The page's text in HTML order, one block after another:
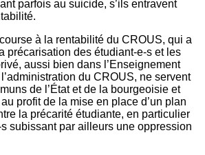
parfois au suicide, s’ils entravent
course à la rentabilité du CROUS, qui a
précarisation des étudiant-e-s et les
aussi bien dans l’Enseignement
du CROUS, ne servent
de l’État et de la bourgeoisie et
profit de la mise en place d’un plan
la précarité étudiante, en particulier
subissant par ailleurs une oppression